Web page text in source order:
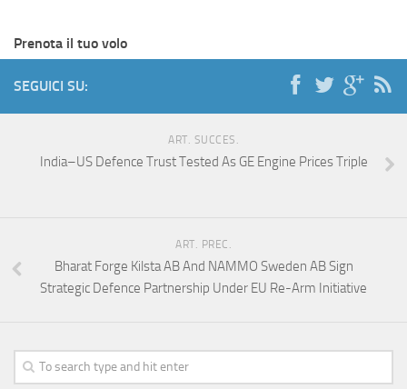
Prenota il tuo volo
SEGUICI SU:
ART. SUCCES.
India–US Defence Trust Tested As GE Engine Prices Triple
ART. PREC.
Bharat Forge Kilsta AB And NAMMO Sweden AB Sign
Strategic Defence Partnership Under EU Re-Arm Initiative